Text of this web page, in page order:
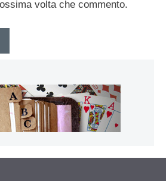
volta che commento.